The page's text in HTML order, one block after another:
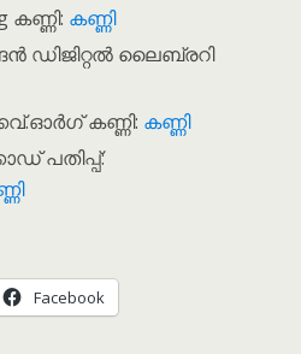
കണ്ണി: കണ്ണി
ഡിജിറ്റൽ ലൈബ്രറി
കണ്ണി: കണ്ണി
പതിപ്പ്:
Facebook